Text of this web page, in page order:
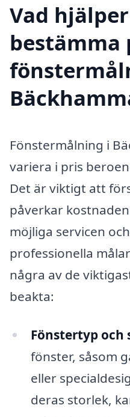
Vad
bestämma
Fönstermålning i
variera i pris
Det är viktigt att
påverkar
möjliga servicen
professionella
några av de
beakta:
Fönstertyp och
fönster, såsom
eller
deras storlek,